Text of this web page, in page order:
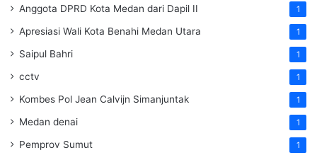
Anggota DPRD Kota Medan dari Dapil II 1
Apresiasi Wali Kota Benahi Medan Utara 1
Saipul Bahri 1
cctv 1
Kombes Pol Jean Calvijn Simanjuntak 1
Medan denai 1
Pemprov Sumut 1